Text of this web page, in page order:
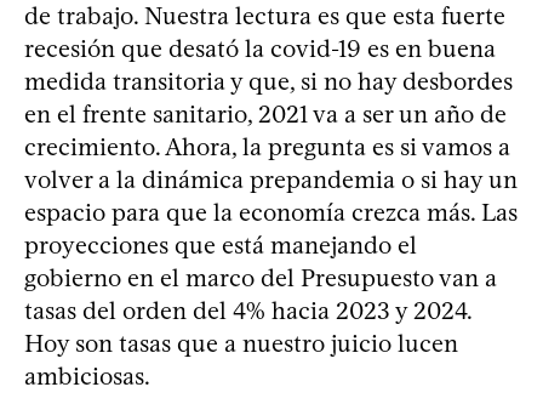
de trabajo. Nuestra lectura es que esta fuerte
recesión que desató la covid-19 es en buena
medida transitoria y que, si no hay desbordes
en el frente sanitario, 2021 va a ser un año de
crecimiento. Ahora, la pregunta es si vamos a
volver a la dinámica prepandemia o si hay un
espacio para que la economía crezca más. Las
proyecciones que está manejando el
gobierno en el marco del Presupuesto van a
tasas del orden del 4% hacia 2023 y 2024.
Hoy son tasas que a nuestro juicio lucen
ambiciosas.